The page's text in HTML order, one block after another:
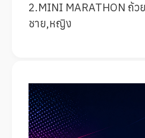
2.MINI MARATHON ถ้ว
ชาย,หญิง